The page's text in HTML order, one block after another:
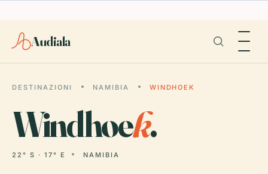
Audiala
DESTINAZIONI NAMIBIA WINDHOEK
Windhoek.
22° S · 17° E NAMIBIA